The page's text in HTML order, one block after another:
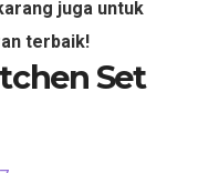
juga untuk
terbaik!
Set